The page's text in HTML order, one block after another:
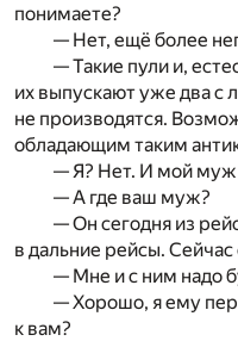
понимаете?
— Нет, ещё более
— Такие пули и,
их выпускают уже два с
не производятся.
обладающим таким
— Я? Нет. И мой муж
— А где ваш муж?
— Он сегодня из
в дальние рейсы. Сейчас
— Мне и с ним надо
— Хорошо, я ему
к вам?